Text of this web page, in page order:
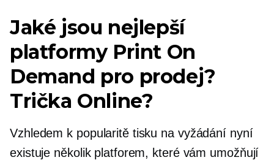
Jaké jsou nejlepší
platformy Print On
Demand pro prodej?
Trička Online?
Vzhledem k popularitě tisku na vyžádání nyní
existuje několik platforem, které vám umožňují